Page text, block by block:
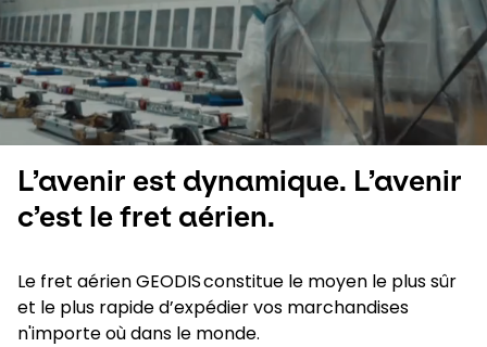
L’avenir est dynamique. L’avenir
c’est le fret aérien.
Le fret aérien GEODIS constitue le moyen le plus sûr
et le plus rapide d’expédier vos marchandises
n'importe où dans le monde.